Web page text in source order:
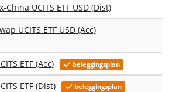
China UCITS ETF USD (Dist)
UCITS ETF USD (Acc)
ETF (Acc) beleggingsplan
ETF (Dist) beleggingsplan